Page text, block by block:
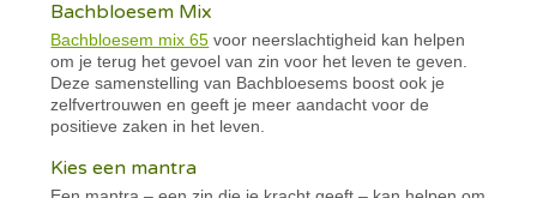
Bachbloesem Mix
Bachbloesem mix 65 voor neerslachtigheid kan helpen
om je terug het gevoel van zin voor het leven te geven.
Deze samenstelling van Bachbloesems boost ook je
zelfvertrouwen en geeft je meer aandacht voor de
positieve zaken in het leven.
Kies een mantra